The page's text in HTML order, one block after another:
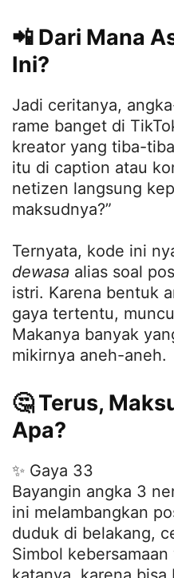
📲 Dari Mana
Ini?
Jadi ceritanya,
rame banget di
kreator yang tiba-
itu di caption atau
netizen langsung
maksudnya?”
Ternyata, kode ini
dewasa alias soal
istri. Karena bentuk
gaya tertentu,
Makanya banyak
mikirnya aneh-aneh.
🤔 Terus,
Apa?
✨ Gaya 33
Bayangin angka 3
ini melambangkan
duduk di belakang,
Simbol